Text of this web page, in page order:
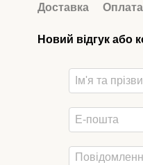
Доставка Оплата
Новий відгук або